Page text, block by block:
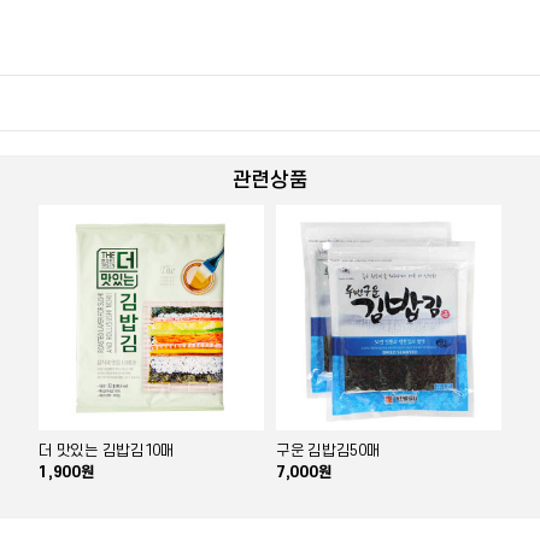
관련상품
더 맛있는 김밥김10매
1,900원
구운 김밥김50매
7,000원